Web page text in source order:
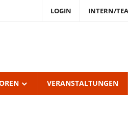
LOGIN INTERN/
VERANSTALTUNGEN